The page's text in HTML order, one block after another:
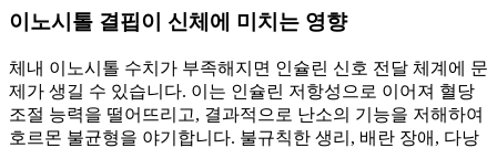
이노시톨 결핍이 신체에 미치는 영향
체내 이노시톨 수치가 부족해지면 인슐린 신호 전달 체계에 문
제가 생길 수 있습니다. 이는 인슐린 저항성으로 이어져 혈당
조절 능력을 떨어뜨리고, 결과적으로 난소의 기능을 저해하여
호르몬 불균형을 야기합니다. 불규칙한 생리, 배란 장애, 다낭